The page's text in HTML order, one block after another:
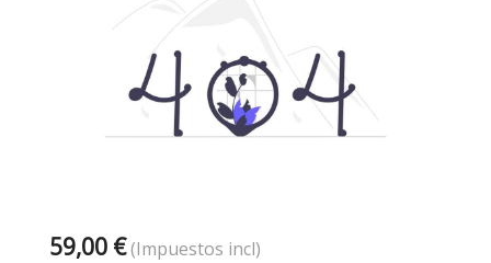
59,00 €(Impuestos incl)